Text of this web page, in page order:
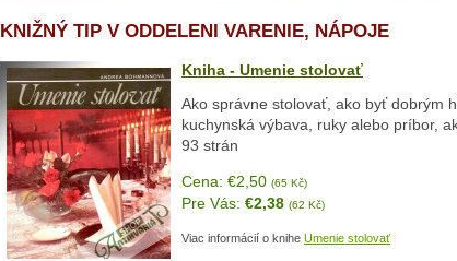
KNIŽNÝ TIP V ODDELENI VARENIE, NÁPOJE
Kniha - Umenie stolovať
Ako správne stolovať, ako byť dobrým
kuchynská výbava, ruky alebo príbor,
93 strán
Cena: €2,50 (65 Kč)
Pre Vás: €2,38 (62 Kč)
Viac informácií o knihe Umenie stolovať